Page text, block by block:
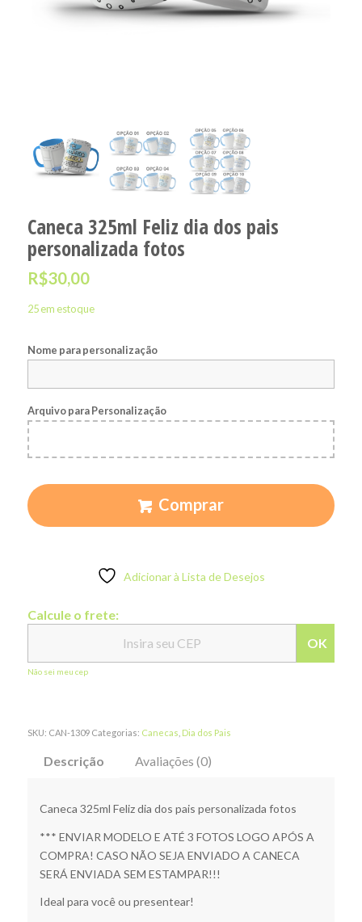
Caneca 325ml Feliz dia dos pais
personalizada fotos
R$30,00
25 em estoque
Nome para personalização
Arquivo para Personalização
Comprar
Adicionar à Lista de Desejos
Calcule o frete:
OK
Não sei meu cep
SKU: CAN-1309 Categorias: Canecas Dia dos Pais
Descrição Avaliações (0)
Caneca 325ml Feliz dia dos pais personalizada fotos
*** ENVIAR MODELO E ATÉ 3 FOTOS LOGO APÓS A
COMPRA! CASO NÃO SEJA ENVIADO A CANECA
SERÁ ENVIADA SEM ESTAMPAR!!!
Ideal para você ou presentear!